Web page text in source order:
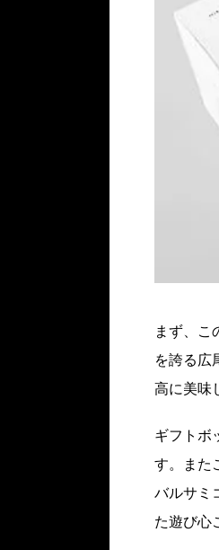
まず、こ
を誇る広
高に美味
ギフトボ
す。また
バルサミ
た遊び心